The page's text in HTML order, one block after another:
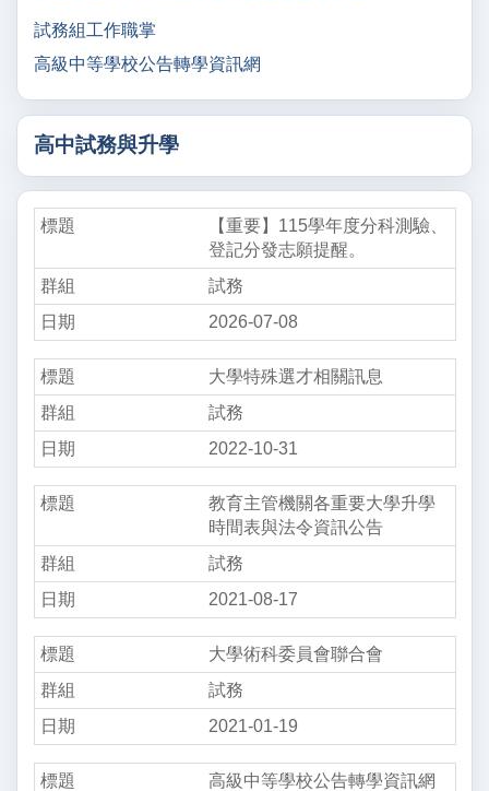
試務組工作職掌
高級中等學校公告轉學資訊網
高中試務與升學
【重要】115學年度分科測驗、
登記分發志願提醒。
試務
2026-07-08
大學特殊選才相關訊息
試務
2022-10-31
教育主管機關各重要大學升學
時間表與法令資訊公告
試務
2021-08-17
大學術科委員會聯合會
試務
2021-01-19
高級中等學校公告轉學資訊網